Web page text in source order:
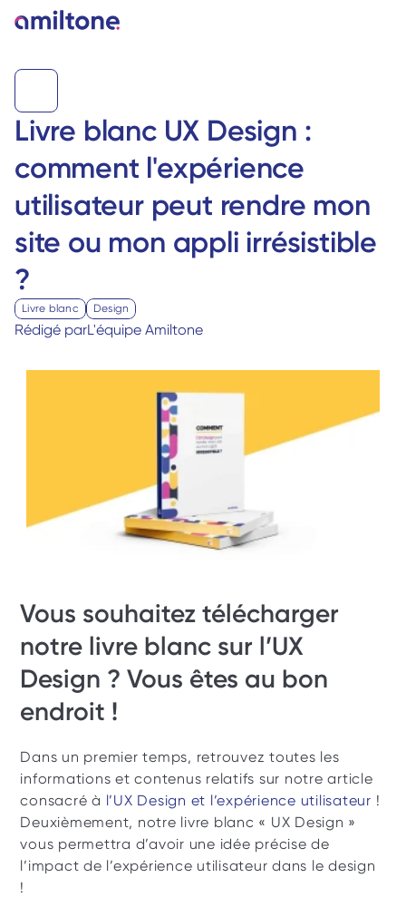
Livre blanc UX Design :
comment l'expérience
utilisateur peut rendre mon
site ou mon appli irrésistible
?
Livre blanc Design
Rédigé parL'équipe Amiltone
Vous souhaitez télécharger
notre livre blanc sur l’UX
Design ? Vous êtes au bon
endroit !
Dans un premier temps, retrouvez toutes les
informations et contenus relatifs sur notre article
consacré à l’UX Design et l’expérience utilisateur !
Deuxièmement, notre livre blanc « UX Design »
vous permettra d’avoir une idée précise de
l’impact de l’expérience utilisateur dans le design
!